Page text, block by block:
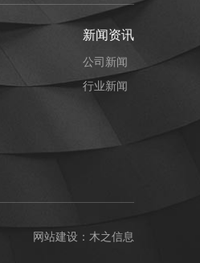
新闻资讯
公司新闻
行业新闻
网站建设： 木之信息